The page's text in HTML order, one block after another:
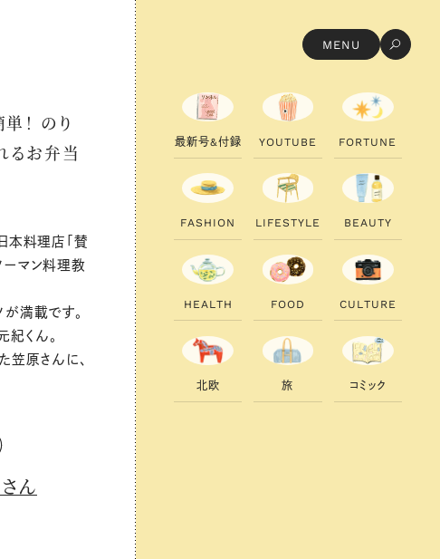
MENU
！ のり
るお弁当
本料理店「賛
ーマン料理教
満載です。
紀くん。
笠原さんに、
ん
最新号&付録 YOUTU B E FORTU N E
FAS H ION LI FESTYLE B EAUTY
H EALTH FOOD CU LTU RE
北欧 旅 コ ミ ック